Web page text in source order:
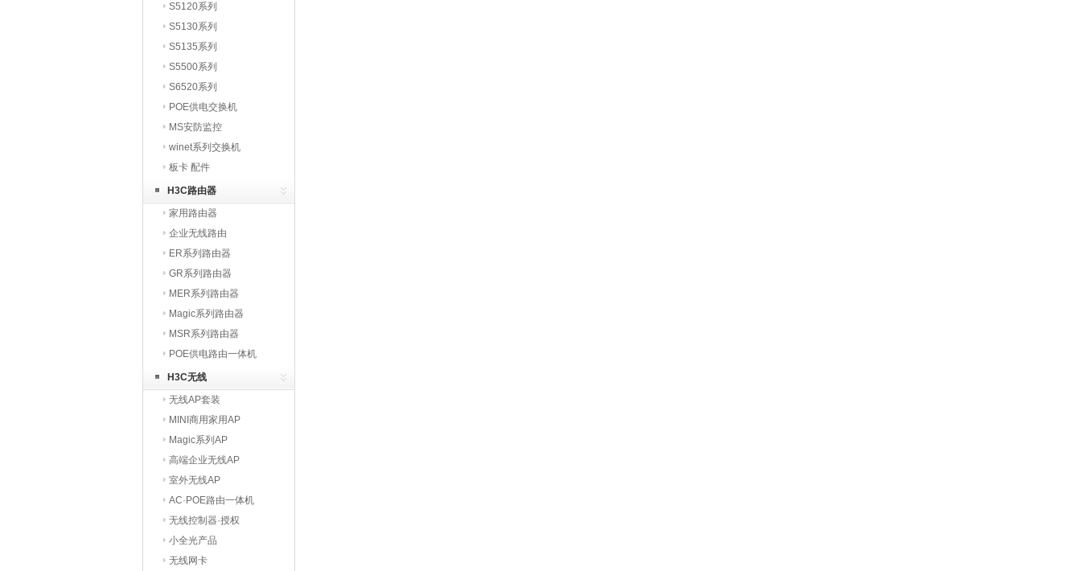
S5120系列
S5130系列
S5135系列
S5500系列
S6520系列
POE供电交换机
MS安防监控
winet系列交换机
板卡 配件
H3C路由器
家用路由器
企业无线路由
ER系列路由器
GR系列路由器
MER系列路由器
Magic系列路由器
MSR系列路由器
POE供电路由一体机
H3C无线
无线AP套装
MINI商用家用AP
Magic系列AP
高端企业无线AP
室外无线AP
AC·POE路由一体机
无线控制器·授权
小全光产品
无线网卡